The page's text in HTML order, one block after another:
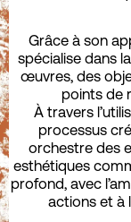
Grâce à son
spécialise dans
œuvres, des
points de
À travers
processus
orchestre des
esthétiques
profond, avec
actions et à